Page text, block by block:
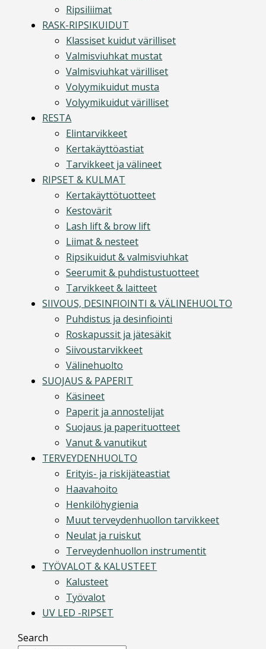
Ripsiliimat
RASK-RIPSIKUIDUT
Klassiset kuidut värilliset
Valmisviuhkat mustat
Valmisviuhkat värilliset
Volyymikuidut musta
Volyymikuidut värilliset
RESTA
Elintarvikkeet
Kertakäyttöastiat
Tarvikkeet ja välineet
RIPSET & KULMAT
Kertakäyttötuotteet
Kestovärit
Lash lift & brow lift
Liimat & nesteet
Ripsikuidut & valmisviuhkat
Seerumit & puhdistustuotteet
Tarvikkeet & laitteet
SIIVOUS, DESINFIOINTI & VÄLINEHUOLTO
Puhdistus ja desinfiointi
Roskapussit ja jätesäkit
Siivoustarvikkeet
Välinehuolto
SUOJAUS & PAPERIT
Käsineet
Paperit ja annostelijat
Suojaus ja paperituotteet
Vanut & vanutikut
TERVEYDENHUOLTO
Erityis- ja riskijäteastiat
Haavahoito
Henkilöhygienia
Muut terveydenhuollon tarvikkeet
Neulat ja ruiskut
Terveydenhuollon instrumentit
TYÖVALOT & KALUSTEET
Kalusteet
Työvalot
UV LED -RIPSET
Search